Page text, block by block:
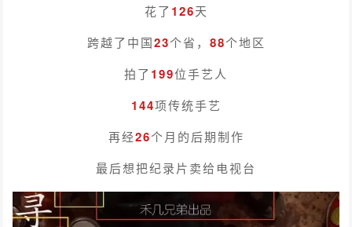
花了 126天
跨越了中国23个省， 88个地区
拍了 199位手艺人
144项传统手艺
再经26个月的后期制作
最后想把纪录片卖给电视台